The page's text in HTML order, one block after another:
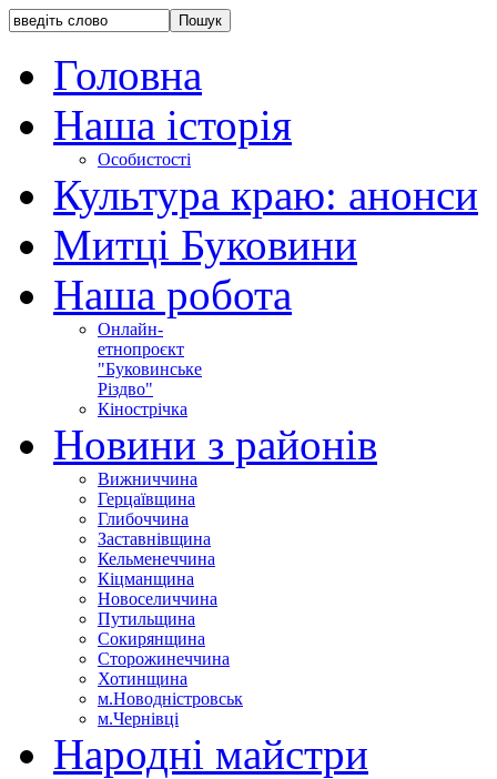
Головна
Наша історія
Особистості
Культура краю: анонси
Митці Буковини
Наша робота
Онлайн-
етнопроєкт
"Буковинське
Різдво"
Кінострічка
Новини з районів
Вижниччина
Герцаївщина
Глибоччина
Заставнівщина
Кельменеччина
Кіцманщина
Новоселиччина
Путильщина
Сокирянщина
Сторожинеччина
Хотинщина
м.Новодністровськ
м.Чернівці
Народні майстри